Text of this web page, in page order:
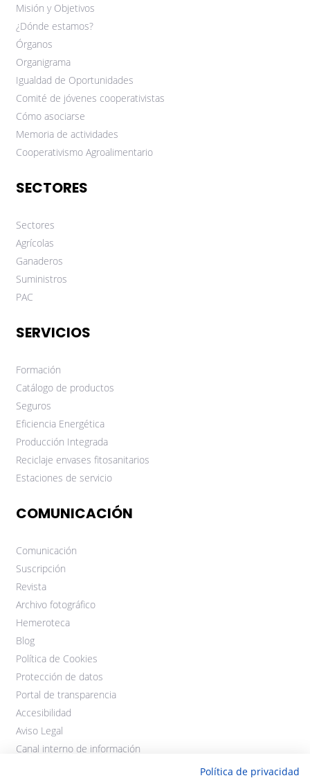
Misión y Objetivos
¿Dónde estamos?
Órganos
Organigrama
Igualdad de Oportunidades
Comité de jóvenes cooperativistas
Cómo asociarse
Memoria de actividades
Cooperativismo Agroalimentario
SECTORES
Sectores
Agrícolas
Ganaderos
Suministros
PAC
SERVICIOS
Formación
Catálogo de productos
Seguros
Eficiencia Energética
Producción Integrada
Reciclaje envases fitosanitarios
Estaciones de servicio
COMUNICACIÓN
Comunicación
Suscripción
Revista
Archivo fotográfico
Hemeroteca
Blog
Política de Cookies
Protección de datos
Portal de transparencia
Accesibilidad
Aviso Legal
Canal interno de información
Política de privacidad